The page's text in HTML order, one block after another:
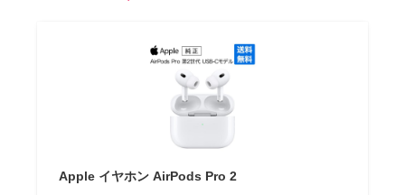
Apple イヤホン AirPods Pro 2